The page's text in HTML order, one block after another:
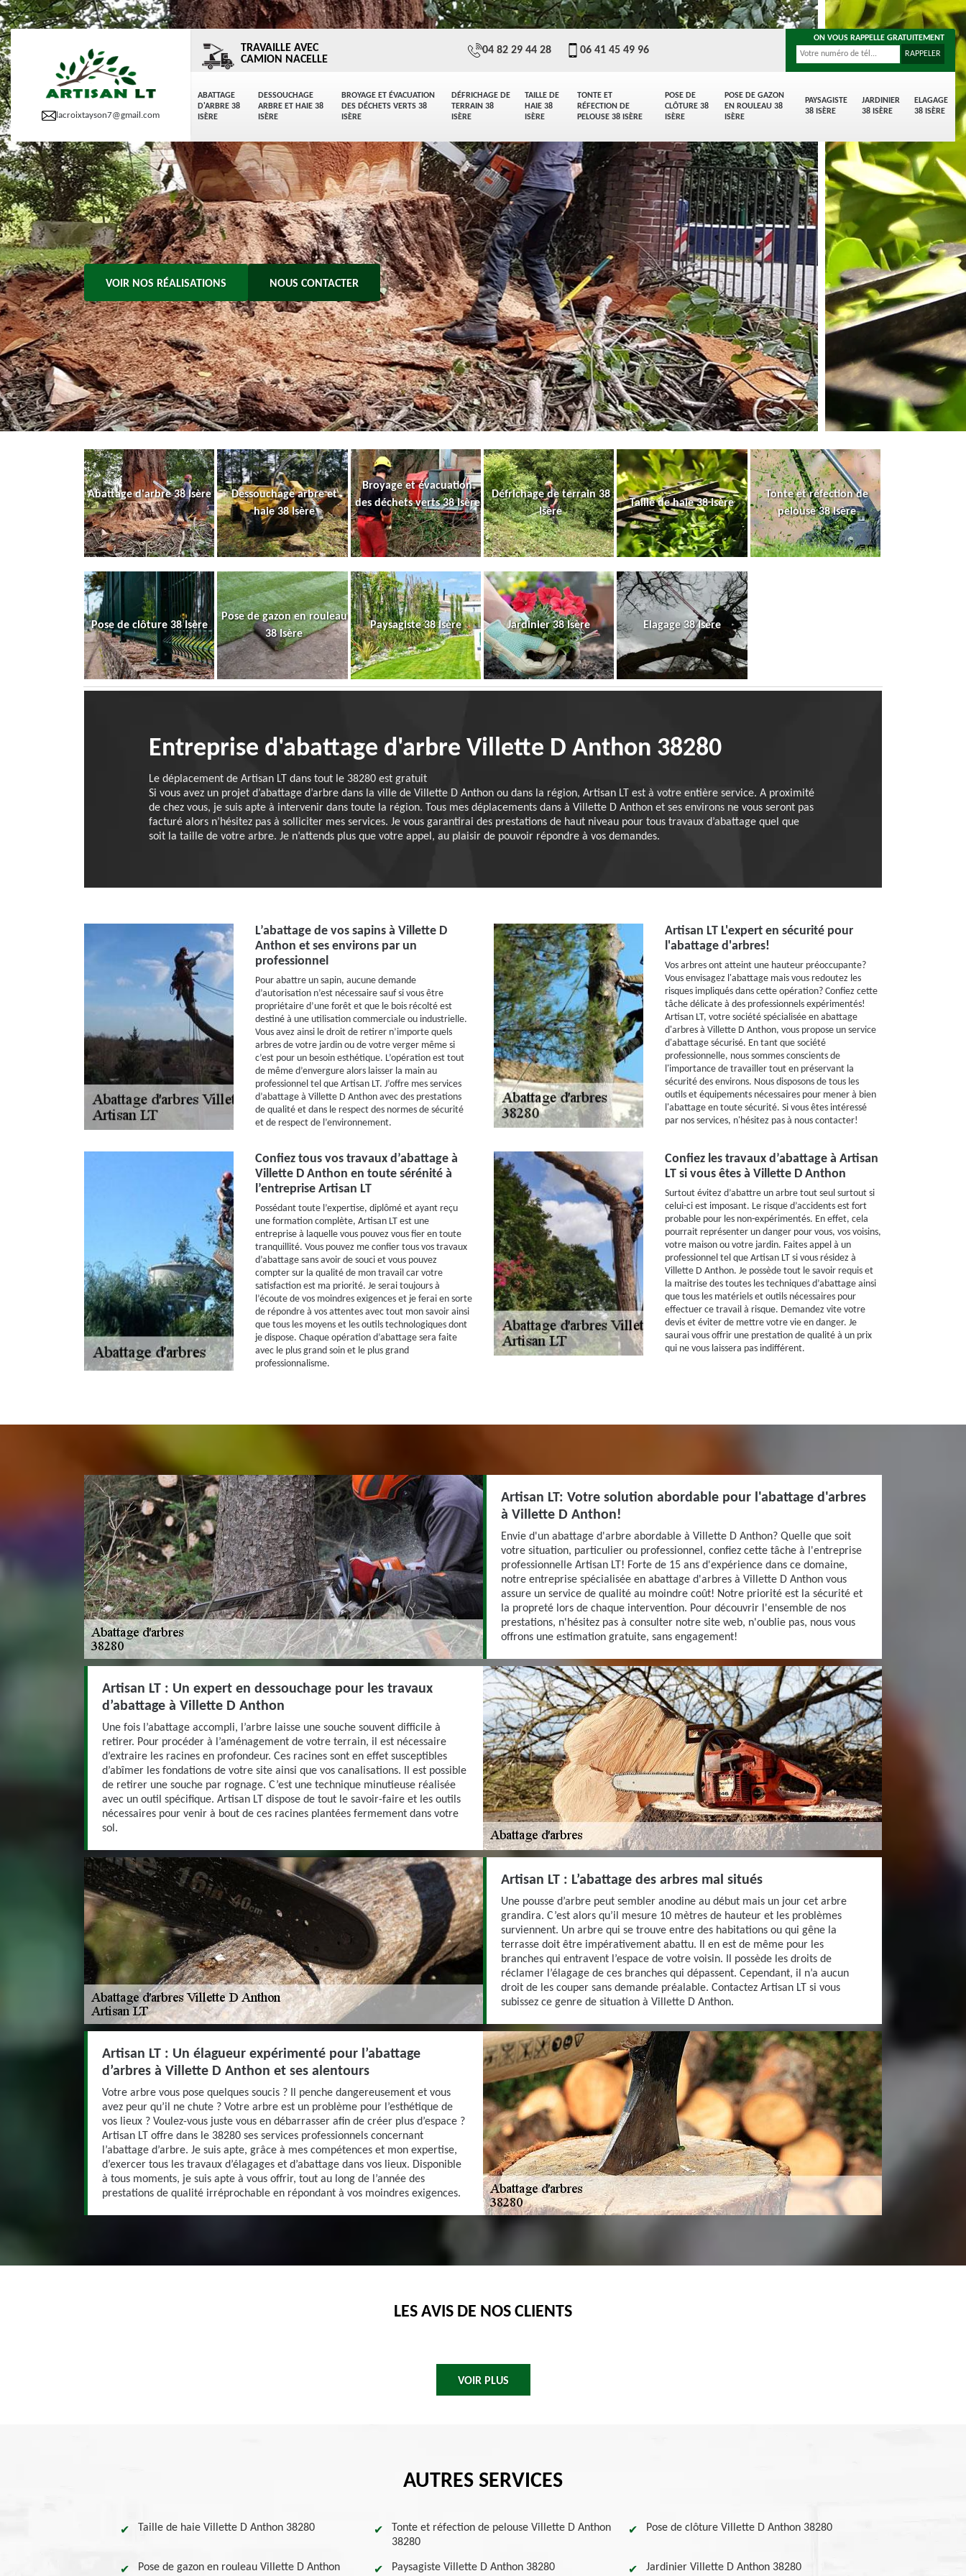
lacroixtayson7@gmail.com
ABATTAGE
D'ARBRE 38
ISÈRE
DESSOUCHAGE
ARBRE ET HAIE 38
ISÈRE
BROYAGE ET ÉVACUATION
DES DÉCHETS VERTS 38
ISÈRE
DÉFRICHAGE DE
TERRAIN 38
ISÈRE
TAILLE DE
HAIE 38
ISÈRE
TONTE ET
RÉFECTION DE
PELOUSE 38 ISÈRE
POSE DE
CLÔTURE 38
ISÈRE
POSE DE GAZON
EN ROULEAU 38
ISÈRE
PAYSAGISTE
38 ISÈRE
JARDINIER
38 ISÈRE
ELAGAGE
38 ISÈRE
TRAVAILLE AVEC
CAMION NACELLE
04 82 29 44 28 06 41 45 49 96
ON VOUS RAPPELLE GRATUITEMENT
VOIR NOS RÉALISATIONS NOUS CONTACTER
Abattage d'arbre 38 Isère
Dessouchage arbre et
haie 38 Isère
Broyage et évacuation
des déchets verts 38 Isère
Défrichage de terrain 38
Isère
Taille de haie 38 Isère
Tonte et réfection de
pelouse 38 Isère
Pose de clôture 38 Isère
Pose de gazon en rouleau
38 Isère
Paysagiste 38 Isère Jardinier 38 Isère Elagage 38 Isère
Entreprise d'abattage d'arbre Villette D Anthon 38280
Le déplacement de Artisan LT dans tout le 38280 est gratuit
Si vous avez un projet d’abattage d’arbre dans la ville de Villette D Anthon ou dans la région, Artisan LT est à votre entière service. A proximité
de chez vous, je suis apte à intervenir dans toute la région. Tous mes déplacements dans à Villette D Anthon et ses environs ne vous seront pas
facturé alors n’hésitez pas à solliciter mes services. Je vous garantirai des prestations de haut niveau pour tous travaux d’abattage quel que
soit la taille de votre arbre. Je n’attends plus que votre appel, au plaisir de pouvoir répondre à vos demandes.
L’abattage de vos sapins à Villette D
Anthon et ses environs par un
professionnel
Pour abattre un sapin, aucune demande
d’autorisation n’est nécessaire sauf si vous être
propriétaire d’une forêt et que le bois récolté est
destiné à une utilisation commerciale ou industrielle.
Vous avez ainsi le droit de retirer n’importe quels
arbres de votre jardin ou de votre verger même si
c’est pour un besoin esthétique. L’opération est tout
de même d’envergure alors laisser la main au
professionnel tel que Artisan LT. J’offre mes services
d’abattage à Villette D Anthon avec des prestations
de qualité et dans le respect des normes de sécurité
et de respect de l’environnement.
Artisan LT L'expert en sécurité pour
l'abattage d'arbres!
Vos arbres ont atteint une hauteur préoccupante?
Vous envisagez l'abattage mais vous redoutez les
risques impliqués dans cette opération? Confiez cette
tâche délicate à des professionnels expérimentés!
Artisan LT, votre société spécialisée en abattage
d'arbres à Villette D Anthon, vous propose un service
d'abattage sécurisé. En tant que société
professionnelle, nous sommes conscients de
l'importance de travailler tout en préservant la
sécurité des environs. Nous disposons de tous les
outils et équipements nécessaires pour mener à bien
l'abattage en toute sécurité. Si vous êtes intéressé
par nos services, n'hésitez pas à nous contacter!
Confiez tous vos travaux d’abattage à
Villette D Anthon en toute sérénité à
l’entreprise Artisan LT
Possédant toute l’expertise, diplômé et ayant reçu
une formation complète, Artisan LT est une
entreprise à laquelle vous pouvez vous fier en toute
tranquillité. Vous pouvez me confier tous vos travaux
d’abattage sans avoir de souci et vous pouvez
compter sur la qualité de mon travail car votre
satisfaction est ma priorité. Je serai toujours à
l’écoute de vos moindres exigences et je ferai en sorte
de répondre à vos attentes avec tout mon savoir ainsi
que tous les moyens et les outils technologiques dont
je dispose. Chaque opération d’abattage sera faite
avec le plus grand soin et le plus grand
professionnalisme.
Confiez les travaux d’abattage à Artisan
LT si vous êtes à Villette D Anthon
Surtout évitez d’abattre un arbre tout seul surtout si
celui-ci est imposant. Le risque d’accidents est fort
probable pour les non-expérimentés. En effet, cela
pourrait représenter un danger pour vous, vos voisins,
votre maison ou votre jardin. Faites appel à un
professionnel tel que Artisan LT si vous résidez à
Villette D Anthon. Je possède tout le savoir requis et
la maitrise des toutes les techniques d’abattage ainsi
que tous les matériels et outils nécessaires pour
effectuer ce travail à risque. Demandez vite votre
devis et éviter de mettre votre vie en danger. Je
saurai vous offrir une prestation de qualité à un prix
qui ne vous laissera pas indifférent.
Artisan LT: Votre solution abordable pour l'abattage d'arbres
à Villette D Anthon!
Envie d'un abattage d'arbre abordable à Villette D Anthon? Quelle que soit
votre situation, particulier ou professionnel, confiez cette tâche à l'entreprise
professionnelle Artisan LT! Forte de 15 ans d'expérience dans ce domaine,
notre entreprise spécialisée en abattage d'arbres à Villette D Anthon vous
assure un service de qualité au moindre coût! Notre priorité est la sécurité et
la propreté lors de chaque intervention. Pour découvrir l'ensemble de nos
prestations, n'hésitez pas à consulter notre site web, n'oublie pas, nous vous
offrons une estimation gratuite, sans engagement!
Artisan LT : Un expert en dessouchage pour les travaux
d’abattage à Villette D Anthon
Une fois l’abattage accompli, l’arbre laisse une souche souvent difficile à
retirer. Pour procéder à l’aménagement de votre terrain, il est nécessaire
d’extraire les racines en profondeur. Ces racines sont en effet susceptibles
d’abîmer les fondations de votre site ainsi que vos canalisations. Il est possible
de retirer une souche par rognage. C’est une technique minutieuse réalisée
avec un outil spécifique. Artisan LT dispose de tout le savoir-faire et les outils
nécessaires pour venir à bout de ces racines plantées fermement dans votre
sol.
Artisan LT : L’abattage des arbres mal situés
Une pousse d’arbre peut sembler anodine au début mais un jour cet arbre
grandira. C’est alors qu’il mesure 10 mètres de hauteur et les problèmes
surviennent. Un arbre qui se trouve entre des habitations ou qui gêne la
terrasse doit être impérativement abattu. Il en est de même pour les
branches qui entravent l’espace de votre voisin. Il possède les droits de
réclamer l’élagage de ces branches qui dépassent. Cependant, il n’a aucun
droit de les couper sans demande préalable. Contactez Artisan LT si vous
subissez ce genre de situation à Villette D Anthon.
Artisan LT : Un élagueur expérimenté pour l’abattage
d’arbres à Villette D Anthon et ses alentours
Votre arbre vous pose quelques soucis ? Il penche dangereusement et vous
avez peur qu’il ne chute ? Votre arbre est un problème pour l’esthétique de
vos lieux ? Voulez-vous juste vous en débarrasser afin de créer plus d’espace ?
Artisan LT offre dans le 38280 ses services professionnels concernant
l’abattage d’arbre. Je suis apte, grâce à mes compétences et mon expertise,
d’exercer tous les travaux d’élagages et d’abattage dans vos lieux. Disponible
à tous moments, je suis apte à vous offrir, tout au long de l’année des
prestations de qualité irréprochable en répondant à vos moindres exigences.
LES AVIS DE NOS CLIENTS
VOIR PLUS
AUTRES SERVICES
Taille de haie Villette D Anthon 38280
Tonte et réfection de pelouse Villette D Anthon
38280
Pose de clôture Villette D Anthon 38280
Pose de gazon en rouleau Villette D Anthon Paysagiste Villette D Anthon 38280 Jardinier Villette D Anthon 38280